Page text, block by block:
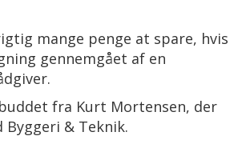
mange penge at spare, hvis
gennemgået af en
fra Kurt Mortensen, der
Byggeri & Teknik.